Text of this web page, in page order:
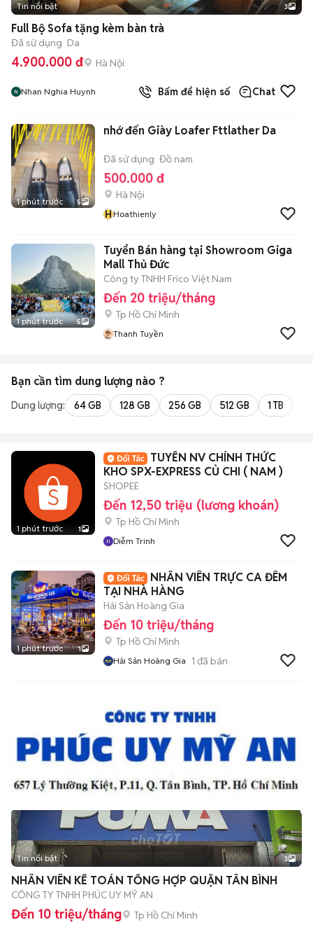
Tin nổi bật 3
Full Bộ Sofa tặng kèm bàn trà
Đã sử dụng Da
4.900.000 đ Hà Nội
Nhan Nghia Huynh Bấm để hiện số Chat
1 phút trước 5
nhớ đến Giày Loafer Fttlather Da
Đã sử dụng Đồ nam
500.000 đ
Hà Nội
HHoathienly
1 phút trước 5
Tuyển Bán hàng tại Showroom Giga
Mall Thủ Đức
Công ty TNHH Frico Việt Nam
Đến 20 triệu/tháng
Tp Hồ Chí Minh
Thanh Tuyền
Bạn cần tìm dung lượng nào ?
Dung lượng: 64 GB 128 GB 256 GB 512 GB 1 TB
1 phút trước 1
TUYỂN NV CHÍNH THỨC
KHO SPX-EXPRESS CỦ CHI ( NAM )
SHOPEE
Đến 12,50 triệu (lương khoán)
Tp Hồ Chí Minh
Diễm Trinh
1 phút trước 1
NHÂN VIÊN TRỰC CA ĐÊM
TẠI NHÀ HÀNG
Hải Sản Hoàng Gia
Đến 10 triệu/tháng
Tp Hồ Chí Minh
Hải Sản Hoàng Gia 1 đã bán
Tin nổi bật 3
NHÂN VIÊN KẾ TOÁN TỔNG HỢP QUẬN TÂN BÌNH
CÔNG TY TNHH PHÚC UY MỸ AN
Đến 10 triệu/tháng Tp Hồ Chí Minh